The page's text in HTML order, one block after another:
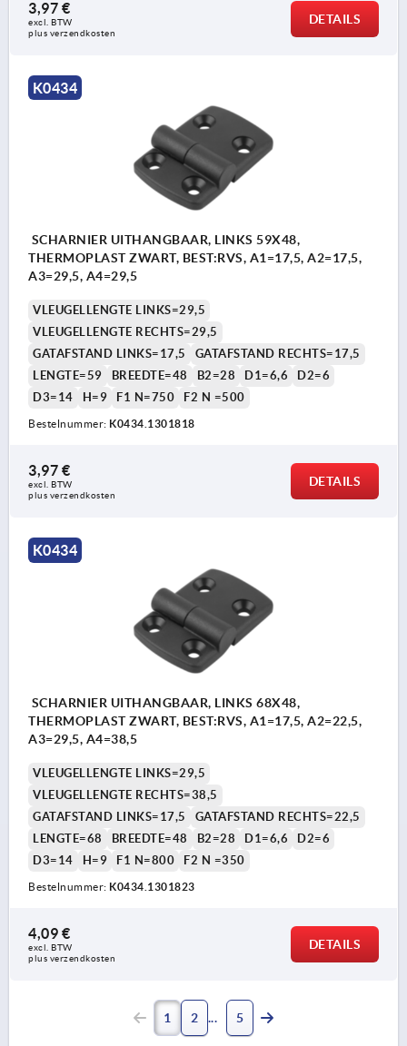
3,97 €
excl. BTW
plus verzendkosten
DETAILS
K0434
SCHARNIER UITHANGBAAR, LINKS 59X48,
THERMOPLAST ZWART, BEST:RVS, A1=17,5, A2=17,5,
A3=29,5, A4=29,5
VLEUGELLENGTE LINKS=29,5
VLEUGELLENGTE RECHTS=29,5
GATAFSTAND LINKS=17,5
GATAFSTAND RECHTS=17,5
LENGTE=59
BREEDTE=48 B2=28 D1=6,6
D2=6
D3=14
H=9 F1 N=750 F2 N =500
Bestelnummer: K0434.1301818
3,97 €
excl. BTW
plus verzendkosten
DETAILS
K0434
SCHARNIER UITHANGBAAR, LINKS 68X48,
THERMOPLAST ZWART, BEST:RVS, A1=17,5, A2=22,5,
A3=29,5, A4=38,5
VLEUGELLENGTE LINKS=29,5
VLEUGELLENGTE RECHTS=38,5
GATAFSTAND LINKS=17,5
GATAFSTAND RECHTS=22,5
LENGTE=68
BREEDTE=48 B2=28 D1=6,6
D2=6
D3=14
H=9 F1 N=800 F2 N =350
Bestelnummer: K0434.1301823
4,09 €
excl. BTW
plus verzendkosten
DETAILS
1 2 5